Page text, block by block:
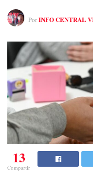
PorINFO CENTRAL
13
Compartir